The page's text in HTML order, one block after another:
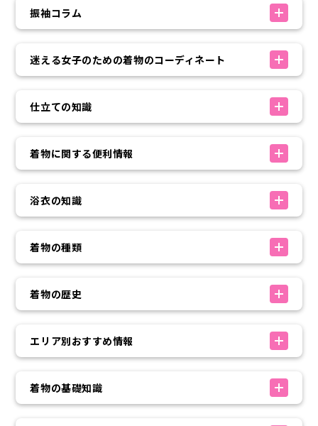
振袖コラム
迷える女子のための着物のコーディネート
仕立ての知識
着物に関する便利情報
浴衣の知識
着物の種類
着物の歴史
エリア別おすすめ情報
着物の基礎知識